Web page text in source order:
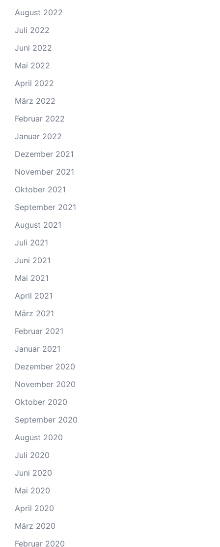
August 2022
Juli 2022
Juni 2022
Mai 2022
April 2022
März 2022
Februar 2022
Januar 2022
Dezember 2021
November 2021
Oktober 2021
September 2021
August 2021
Juli 2021
Juni 2021
Mai 2021
April 2021
März 2021
Februar 2021
Januar 2021
Dezember 2020
November 2020
Oktober 2020
September 2020
August 2020
Juli 2020
Juni 2020
Mai 2020
April 2020
März 2020
Februar 2020